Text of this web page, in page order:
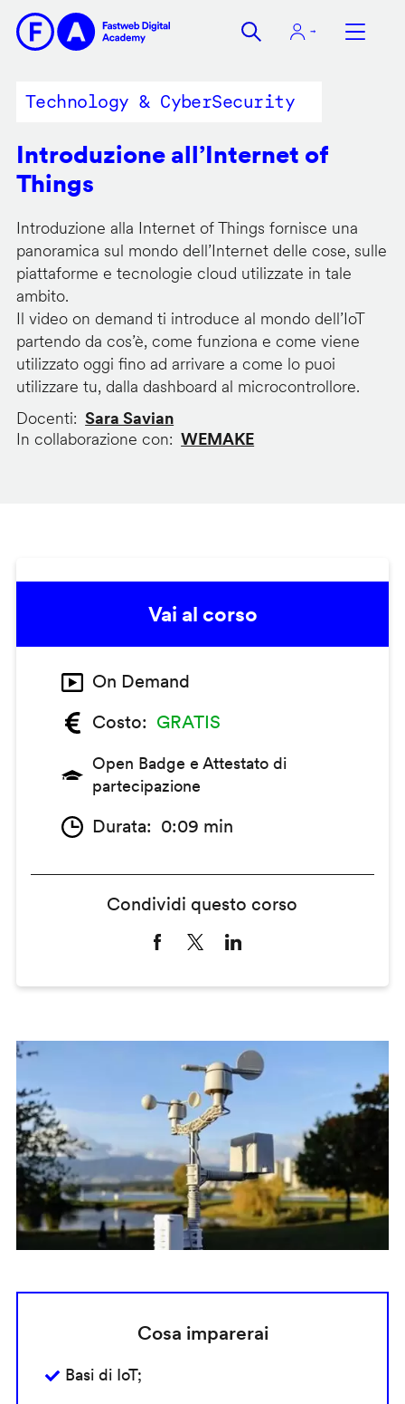
contenuto
Technology & CyberSecurity
Introduzione all’Internet of
Things
Introduzione alla Internet of Things fornisce una
panoramica sul mondo dell’Internet delle cose, sulle
piattaforme e tecnologie cloud utilizzate in tale
ambito.
Il video on demand ti introduce al mondo dell’IoT
partendo da cos’è, come funziona e come viene
utilizzato oggi fino ad arrivare a come lo puoi
utilizzare tu, dalla dashboard al microcontrollore.
Docenti
Sara Savian
In collaborazione con
WEMAKE
Vai al corso
On Demand
Costo
GRATIS
Open Badge e Attestato di
partecipazione
Durata 0:09 min
Condividi questo corso
Cosa imparerai
Basi di IoT;